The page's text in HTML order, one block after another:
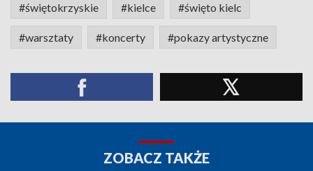
#świętokrzyskie #kielce #święto kielc
#warsztaty #koncerty #pokazy artystyczne
ZOBACZ TAKŻE